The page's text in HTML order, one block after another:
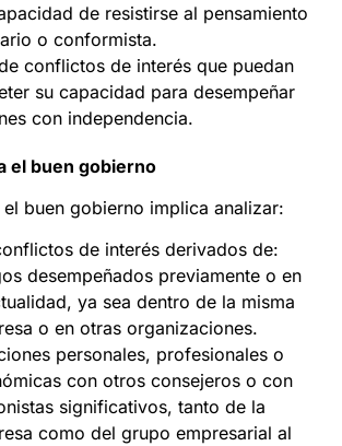
de resistirse al pensamiento
o conformista.
conflictos de interés que puedan
su capacidad para desempeñar
con independencia.
el buen gobierno
buen gobierno implica analizar:
de interés derivados de:
desempeñados previamente o en
ya sea dentro de la misma
o en otras organizaciones.
personales, profesionales o
con otros consejeros o con
significativos, tanto de la
como del grupo empresarial al